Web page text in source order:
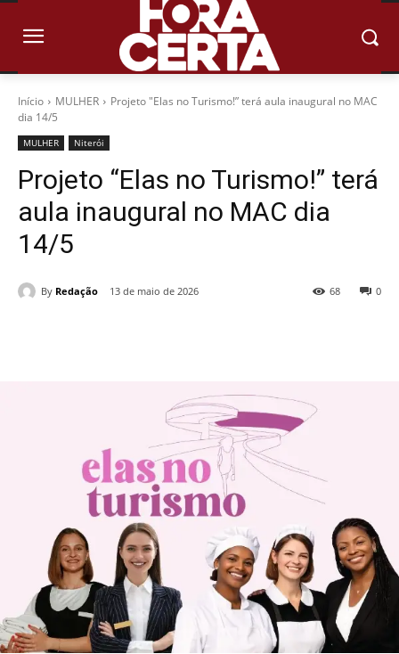
Início MULHER
Projeto "Elas no Turismo!” terá aula inaugural no MAC
dia 14/5
MULHER Niterói
Projeto “Elas no Turismo!” terá
aula inaugural no MAC dia
14/5
By Redação 13 de maio de 2026 0
68